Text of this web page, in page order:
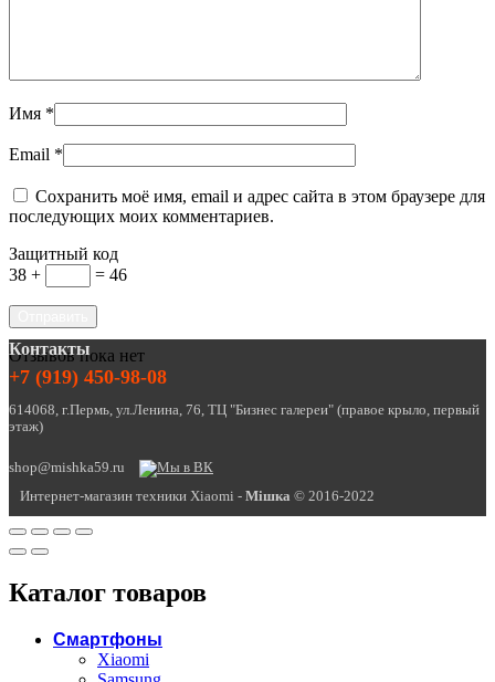
Имя *
Email *
Сохранить моё имя, email и адрес сайта в этом браузере для
последующих моих комментариев.
Защитный код
38 +
= 46
Отзывов пока нет
Контакты
+7 (919) 450-98-08
614068, г.Пермь, ул.Ленина, 76, ТЦ "Бизнес галереи" (правое крыло, первый
этаж)
shop@mishka59.ru
Интернет-магазин техники Xiaomi - Miшка © 2016-2022
Каталог товаров
Смартфоны
Xiaomi